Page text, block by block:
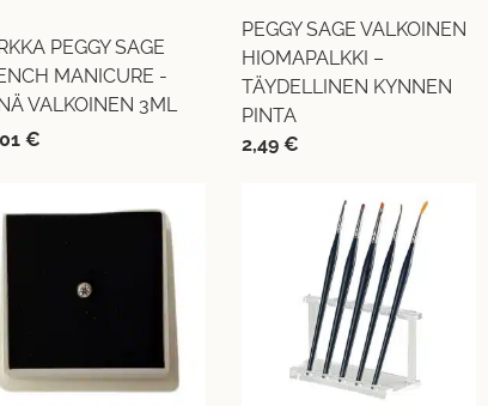
PEGGY SAGE
MANICURE -
VALKOINEN 3ML
€
PEGGY SAGE VALKOINEN
HIOMAPALKKI –
TÄYDELLINEN KYNNEN
PINTA
2,49€